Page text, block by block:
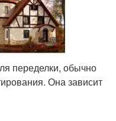
переделки, обычно
Она зависит